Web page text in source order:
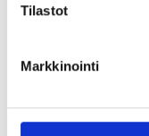
Tilastot
Markkinointi
luonamme.
Tervetuloa!